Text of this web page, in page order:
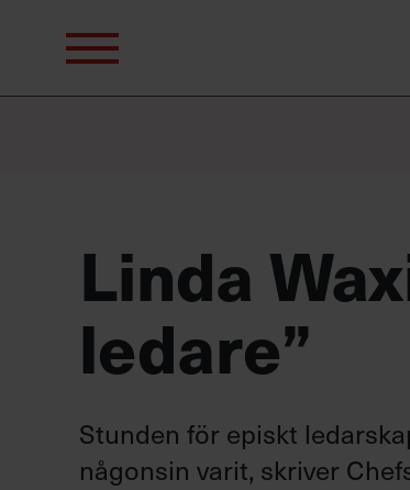
efter:
Linda
ledare”
Stunden för episkt
någonsin varit, skriver